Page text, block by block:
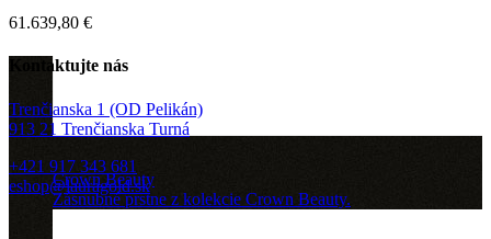
Crown Beauty
Zásnubné prstne z kolekcie Crown Beauty.
61.639,80 €
Kontaktujte nás
Trenčianska 1 (OD Pelikán)
913 21 Trenčianska Turná
+421 917 343 681
eshop@lauragold.sk